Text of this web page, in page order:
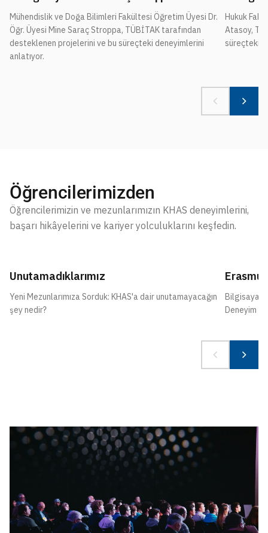
Mühendislik ve Doğa Bilimleri Fakültesi Öğretim Üyesi Dr.
Öğr. Üyesi Mine Saraç Stroppa, TÜBİTAK tarafından
desteklenen projelerini ve bu süreçteki deneyimlerini
anlatıyor.
Hukuk
Atasoy,
süreçteki
Öğrencilerimizden
Öğrencilerimizin ve mezunlarımızın KHAS deneyimlerini,
başarı hikâyelerini ve kariyer yolculuklarını keşfedin.
Unutamadıklarımız
Yeni Mezunlarımıza Sorduk: KHAS'a dair unutamayacağın
şey nedir?
Erasmus
Bilgisayar
Deneyim